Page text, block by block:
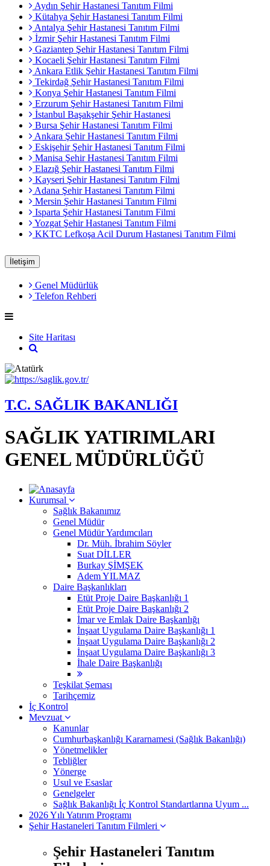
Aydın Şehir Hastanesi Tanıtım Filmi
Kütahya Şehir Hastanesi Tanıtım Filmi
Antalya Şehir Hastanesi Tanıtım Filmi
İzmir Şehir Hastanesi Tanıtım Filmi
Gaziantep Şehir Hastanesi Tanıtım Filmi
Kocaeli Şehir Hastanesi Tanıtım Filmi
Ankara Etlik Şehir Hastanesi Tanıtım Filmi
Tekirdağ Şehir Hastanesi Tanıtım Filmi
Konya Şehir Hastanesi Tanıtım Filmi
Erzurum Şehir Hastanesi Tanıtım Filmi
İstanbul Başakşehir Şehir Hastanesi
Bursa Şehir Hastanesi Tanıtım Filmi
Ankara Şehir Hastanesi Tanıtım Filmi
Eskişehir Şehir Hastanesi Tanıtım Filmi
Manisa Şehir Hastanesi Tanıtım Filmi
Elazığ Şehir Hastanesi Tanıtım Filmi
Kayseri Şehir Hastanesi Tanıtım Filmi
Adana Şehir Hastanesi Tanıtım Filmi
Mersin Şehir Hastanesi Tanıtım Filmi
Isparta Şehir Hastanesi Tanıtım Filmi
Yozgat Şehir Hastanesi Tanıtım Filmi
KKTC Lefkoşa Acil Durum Hastanesi Tanıtım Filmi
İletişim
Genel Müdürlük
Telefon Rehberi
Site Haritası
T.C. SAĞLIK BAKANLIĞI
SAĞLIK YATIRIMLARI
GENEL MÜDÜRLÜĞÜ
Kurumsal
Sağlık Bakanımız
Genel Müdür
Genel Müdür Yardımcıları
Dr. Müh. İbrahim Söyler
Suat DİLLER
Burkay ŞİMŞEK
Adem YILMAZ
Daire Başkanlıkları
Etüt Proje Daire Başkanlığı 1
Etüt Proje Daire Başkanlığı 2
İmar ve Emlak Daire Başkanlığı
İnşaat Uygulama Daire Başkanlığı 1
İnşaat Uygulama Daire Başkanlığı 2
İnşaat Uygulama Daire Başkanlığı 3
İhale Daire Başkanlığı
Teşkilat Şeması
Tarihçemiz
İç Kontrol
Mevzuat
Kanunlar
Cumhurbaşkanlığı Kararnamesi (Sağlık Bakanlığı)
Yönetmelikler
Tebliğler
Yönerge
Usul ve Esaslar
Genelgeler
Sağlık Bakanlığı İç Kontrol Standartlarına Uyum ...
2026 Yılı Yatırım Programı
Şehir Hastaneleri Tanıtım Filmleri
Şehir Hastaneleri Tanıtım